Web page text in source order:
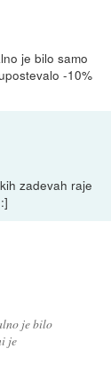
je bilo samo
-10%
zadevah raje
je bilo
je